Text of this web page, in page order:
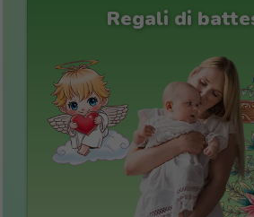
Regali di